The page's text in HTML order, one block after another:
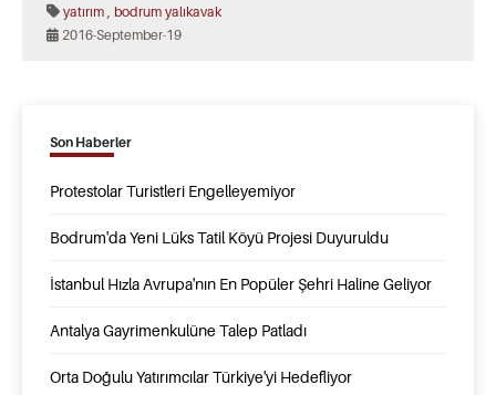
yatırım , bodrum yalıkavak
2016-September-19
Son Haberler
Protestolar Turistleri Engelleyemiyor
Bodrum'da Yeni Lüks Tatil Köyü Projesi Duyuruldu
İstanbul Hızla Avrupa'nın En Popüler Şehri Haline Geliyor
Antalya Gayrimenkulüne Talep Patladı
Orta Doğulu Yatırımcılar Türkiye'yi Hedefliyor